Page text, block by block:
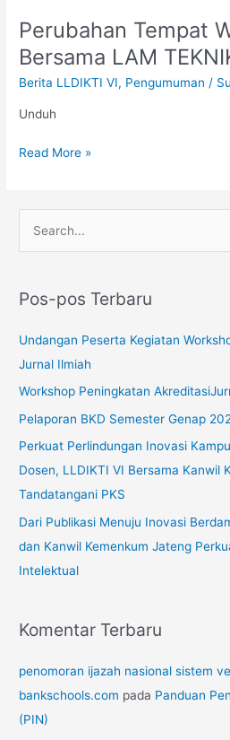
Perubahan Tempat
Bersama LAM
Berita LLDIKTI VI, Pengumuman /
Unduh
Perubahan
Tempat
Workshop
IAPS
Read More »
i
k
:
Pos-pos Terbaru
Undangan Peserta Kegiatan
Jurnal Ilmiah
Workshop Peningkatan
Pelaporan BKD Semester Genap
Perkuat Perlindungan Inovasi
Dosen, LLDIKTI VI Bersama Kanwil
Tandatangani PKS
Dari Publikasi Menuju Inovasi
dan Kanwil Kemenkum Jateng
Intelektual
Komentar Terbaru
penomoran ijazah nasional sistem
bankschools.com pada Panduan
(PIN)